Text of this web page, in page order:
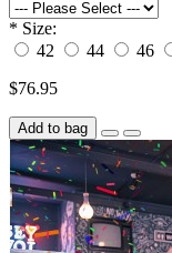
* Size:
42
44 46
$76.95
Add to bag